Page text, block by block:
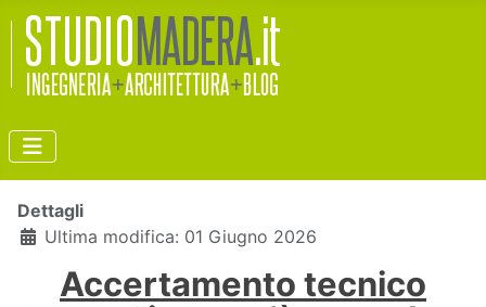
Dettagli
Ultima modifica: 01 Giugno 2026
Accertamento tecnico